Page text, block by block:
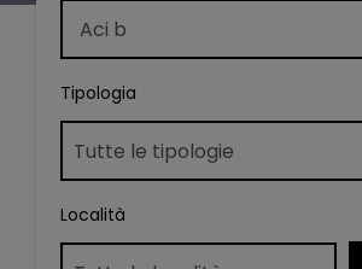
Tipologia
Località